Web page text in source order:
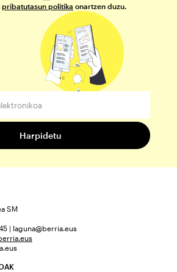
pribatutasun politika onartzen duzu.
SM
| laguna@berria.eus